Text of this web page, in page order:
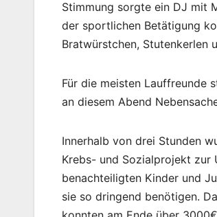
Stimmung sorgte ein DJ mit
der sportlichen Betätigung
Bratwürstchen, Stutenkerlen
Für die meisten Lauffreunde
an diesem Abend
Innerhalb von drei Stunden
Krebs- und Sozialprojekt zur
benachteiligten Kinder und
sie so dringend benötigen.